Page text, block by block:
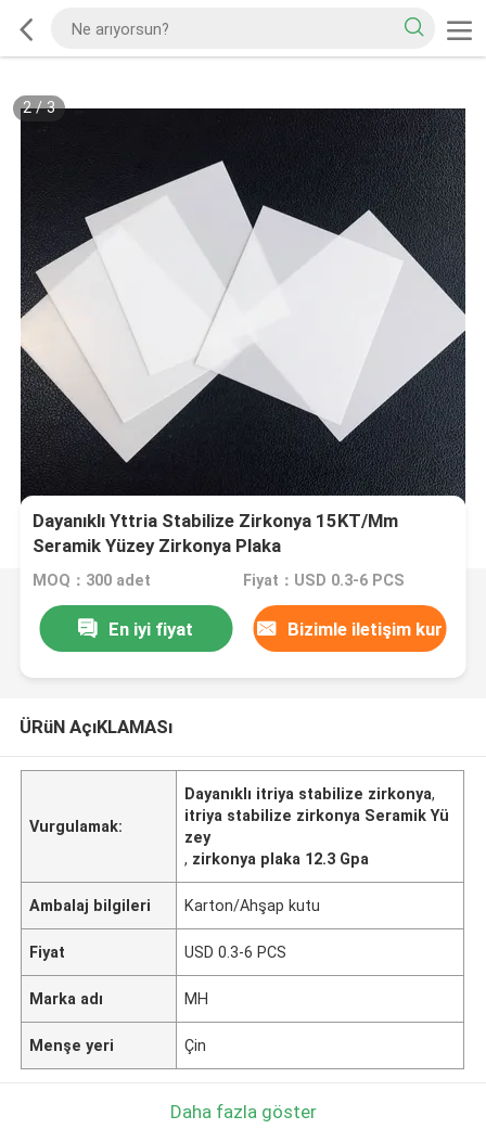
2/3
Dayanıklı Yttria Stabilize Zirkonya 15KT/Mm
Seramik Yüzey Zirkonya Plaka
MOQ：300 adet Fiyat：USD 0.3-6 PCS
En iyi fiyat Bizimle iletişim kur
ÜRüN AçıKLAMASı
Vurgulamak:
Dayanıklı itriya stabilize zirkonya,
itriya stabilize zirkonya Seramik Yü
zey
, zirkonya plaka 12.3 Gpa
Ambalaj bilgileri Karton/Ahşap kutu
Fiyat USD 0.3-6 PCS
Marka adı MH
Menşe yeri Çin
Daha fazla göster